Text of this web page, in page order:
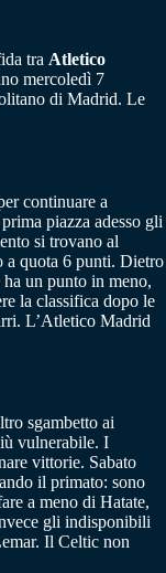
tra Atletico
mercoledì 7
di Madrid. Le
continuare a
piazza adesso gli
si trovano al
a quota 6 punti. Dietro
un punto in meno,
la classifica dopo le
L’Atletico Madrid
sgambetto ai
vulnerabile. I
vittorie. Sabato
il primato: sono
a meno di Hatate,
gli indisponibili
Il Celtic non